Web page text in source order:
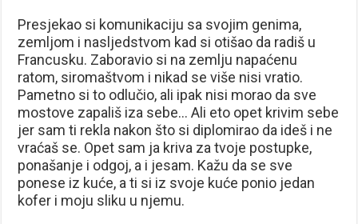
Presjekao si komunikaciju sa svojim genima,
zemljom i nasljedstvom kad si otišao da radiš u
Francusku. Zaboravio si na zemlju napaćenu
ratom, siromaštvom i nikad se više nisi vratio.
Pametno si to odlučio, ali ipak nisi morao da sve
mostove zapališ iza sebe… Ali eto opet krivim sebe
jer sam ti rekla nakon što si diplomirao da ideš i ne
vraćaš se. Opet sam ja kriva za tvoje postupke,
ponašanje i odgoj, a i jesam. Kažu da se sve
ponese iz kuće, a ti si iz svoje kuće ponio jedan
kofer i moju sliku u njemu.